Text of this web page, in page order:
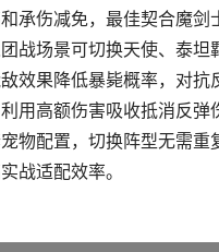
承伤减免，最佳契合魔剑
战场景可切换天使、泰坦
效果降低暴毙概率，对抗
用高额伤害吸收抵消反弹
物配置，切换阵型无需重
战适配效率。